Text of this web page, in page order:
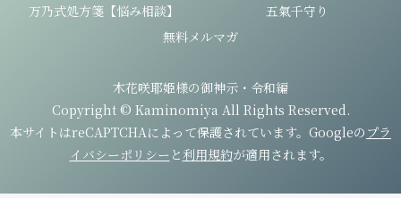
万乃式処方箋【悩み相談】
五氣千守り
無料メルマガ
木花咲耶姫様の御神示・令和編
Copyright © Kaminomiya All Rights Reserved.
本サイトはreCAPTCHAによって保護されています。Googleの プラ
イバシーポリシー と利用規約が適用されます。